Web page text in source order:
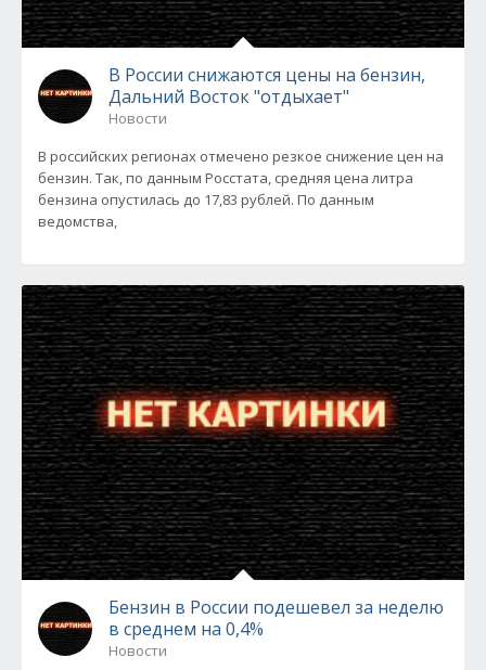
В России снижаются цены на бензин,
Дальний Восток "отдыхает"
Новости
В российских регионах отмечено резкое снижение цен на
бензин. Так, по данным Росстата, средняя цена литра
бензина опустилась до 17,83 рублей. По данным
ведомства,
Бензин в России подешевел за неделю
в среднем на 0,4%
Новости